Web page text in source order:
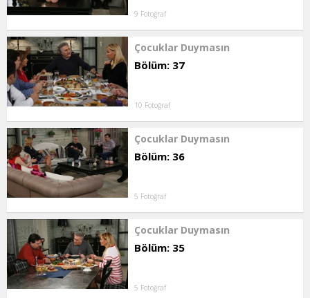
9 Fotoğraf
Çocuklar Duymasın
Bölüm: 37
10 Fotoğraf
Çocuklar Duymasın
Bölüm: 36
5 Fotoğraf
Çocuklar Duymasın
Bölüm: 35
5 Fotoğraf